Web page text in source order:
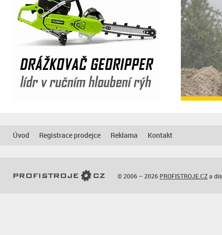
Úvod Registrace prodejce Reklama Kontakt
© 2006 – 2026 PROFISTROJE.CZa